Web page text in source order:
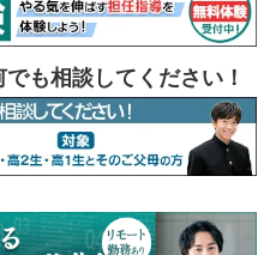
も相談してください！